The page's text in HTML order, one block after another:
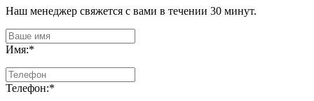
Наш менеджер свяжется с вами в течении 30 минут.
Имя:*
Телефон:*